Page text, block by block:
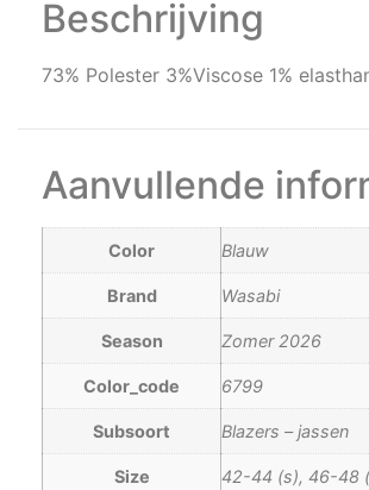
Beschrijving
73% Polester 3%Viscose 1%
Aanvullende
Color Blauw
Brand Wasabi
Season Zomer 2026
Color_code 6799
Subsoort Blazers – jassen
Size
42-44 (s), 46-48